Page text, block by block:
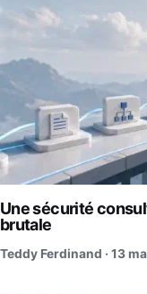
Une sécurité
brutale
Teddy Ferdinand · 13